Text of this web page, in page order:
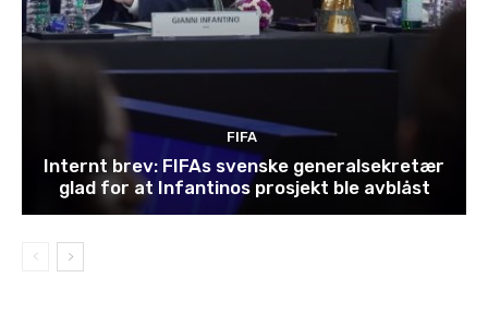
FIFA
Internt brev: FIFAs svenske generalsekretær
glad for at Infantinos prosjekt ble avblåst